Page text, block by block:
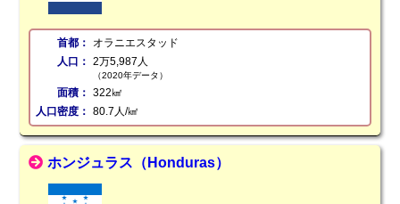
首都：
オラニエスタッド
人口： 2万5,987人
（2020年データ）
面積： 322㎢
人口密度： 80.7人/㎢
ホンジュラス（Honduras）